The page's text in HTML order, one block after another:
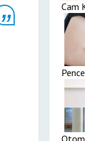
Cam